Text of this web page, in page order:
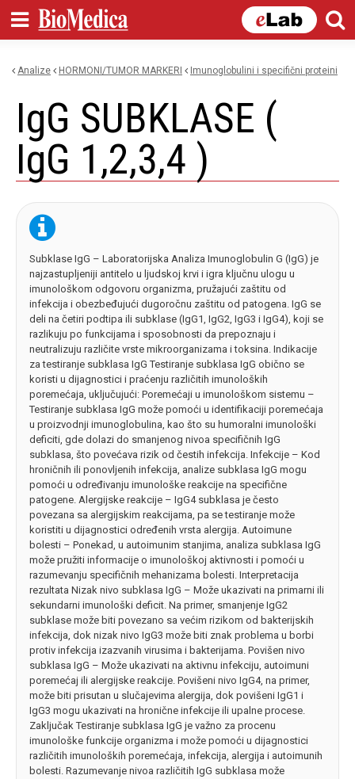
content
Analize HORMONI/TUMOR MARKERI imunoglobulini i specifični proteini
IgG SUBKLASE (
IgG 1,2,3,4 )
Subklase IgG – Laboratorijska Analiza Imunoglobulin G (IgG) je
najzastupljeniji antitelo u ljudskoj krvi i igra ključnu ulogu u
imunološkom odgovoru organizma, pružajući zaštitu od
infekcija i obezbeđujući dugoročnu zaštitu od patogena. IgG se
deli na četiri podtipa ili subklase (IgG1, IgG2, IgG3 i IgG4), koji se
razlikuju po funkcijama i sposobnosti da prepoznaju i
neutralizuju različite vrste mikroorganizama i toksina. Indikacije
za testiranje subklasa IgG Testiranje subklasa IgG obično se
koristi u dijagnostici i praćenju različitih imunoloških
poremećaja, uključujući: Poremećaji u imunološkom sistemu –
Testiranje subklasa IgG može pomoći u identifikaciji poremećaja
u proizvodnji imunoglobulina, kao što su humoralni imunološki
deficiti, gde dolazi do smanjenog nivoa specifičnih IgG
subklasa, što povećava rizik od čestih infekcija. Infekcije – Kod
hroničnih ili ponovljenih infekcija, analize subklasa IgG mogu
pomoći u određivanju imunološke reakcije na specifične
patogene. Alergijske reakcije – IgG4 subklasa je često
povezana sa alergijskim reakcijama, pa se testiranje može
koristiti u dijagnostici određenih vrsta alergija. Autoimune
bolesti – Ponekad, u autoimunim stanjima, analiza subklasa IgG
može pružiti informacije o imunološkoj aktivnosti i pomoći u
razumevanju specifičnih mehanizama bolesti. Interpretacija
rezultata Nizak nivo subklasa IgG – Može ukazivati na primarni ili
sekundarni imunološki deficit. Na primer, smanjenje IgG2
subklase može biti povezano sa većim rizikom od bakterijskih
infekcija, dok nizak nivo IgG3 može biti znak problema u borbi
protiv infekcija izazvanih virusima i bakterijama. Povišen nivo
subklasa IgG – Može ukazivati na aktivnu infekciju, autoimuni
poremećaj ili alergijske reakcije. Povišeni nivo IgG4, na primer,
može biti prisutan u slučajevima alergija, dok povišeni IgG1 i
IgG3 mogu ukazivati na hronične infekcije ili upalne procese.
Zaključak Testiranje subklasa IgG je važno za procenu
imunološke funkcije organizma i može pomoći u dijagnostici
različitih imunoloških poremećaja, infekcija, alergija i autoimunih
bolesti. Razumevanje nivoa različitih IgG subklasa može